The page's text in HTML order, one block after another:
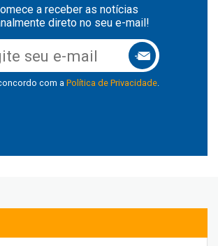
a receber as notícias
direto no seu e-mail!
com a Política de Privacidade.